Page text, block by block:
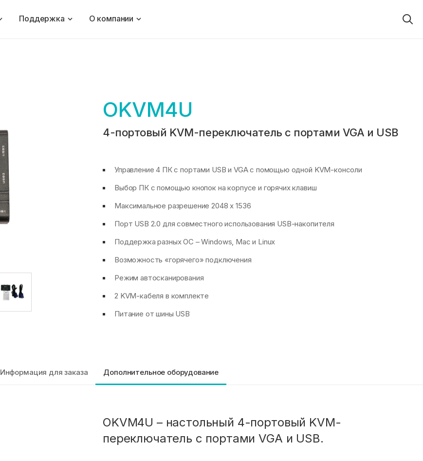
Поддержка О компании
OKVM4U
4-портовый KVM-переключатель с портами VGA и USB
Управление 4 ПК с портами USB и VGA с помощью одной KVM-консоли
Выбор ПК с помощью кнопок на корпусе и горячих клавиш
Максимальное разрешение 2048 x 1536
Порт USB 2.0 для совместного использования USB-накопителя
Поддержка разных ОС – Windows, Mac и Linux
Возможность «горячего» подключения
Режим автосканирования
2 KVM-кабеля в комплекте
Питание от шины USB
Информация для заказа Дополнительное оборудование
OKVM4U – настольный 4-портовый KVM-
переключатель с портами VGA и USB.